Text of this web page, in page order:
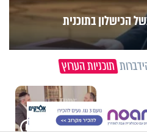
הכישלון בתוכנית
תוכניות הערוץ
ישראל
אותו